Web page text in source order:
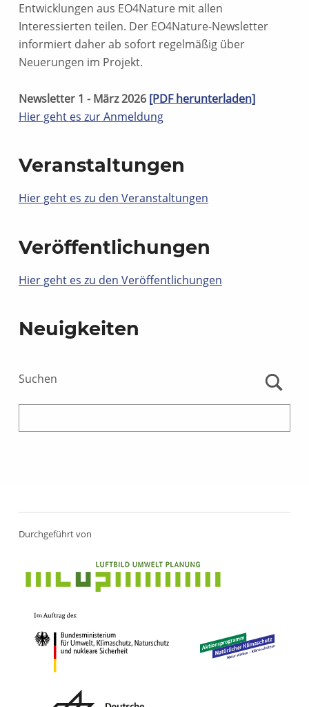
Entwicklungen aus EO4Nature mit allen
Interessierten teilen. Der EO4Nature-Newsletter
informiert daher ab sofort regelmäßig über
Neuerungen im Projekt.
Newsletter 1 - März 2026 [PDF herunterladen]
Hier geht es zur Anmeldung
Veranstaltungen
Hier geht es zu den Veranstaltungen
Veröffentlichungen
Hier geht es zu den Veröffentlichungen
Neuigkeiten
Suchen
Durchgeführt von